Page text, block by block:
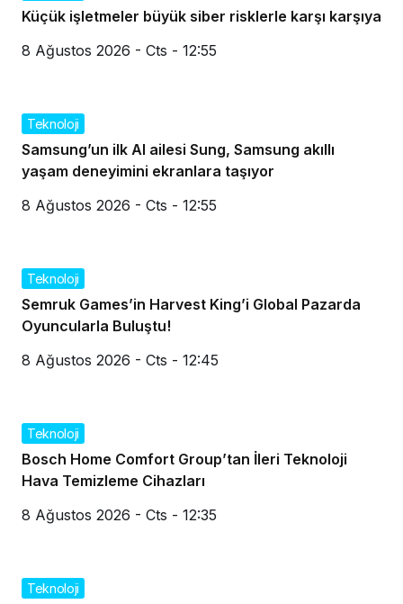
Küçük işletmeler büyük siber risklerle karşı karşıya
8 Ağustos 2026 - Cts - 12:55
Teknoloji
Samsung’un ilk AI ailesi Sung, Samsung akıllı
yaşam deneyimini ekranlara taşıyor
8 Ağustos 2026 - Cts - 12:55
Teknoloji
Semruk Games’in Harvest King’i Global Pazarda
Oyuncularla Buluştu!
8 Ağustos 2026 - Cts - 12:45
Teknoloji
Bosch Home Comfort Group’tan İleri Teknoloji
Hava Temizleme Cihazları
8 Ağustos 2026 - Cts - 12:35
Teknoloji